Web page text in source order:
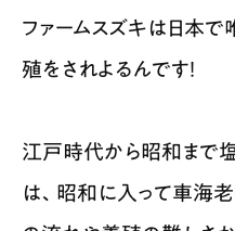
ファームスズキは日本
殖をされよるんです！
江戸時代から昭和まで
は、昭和に入って車海